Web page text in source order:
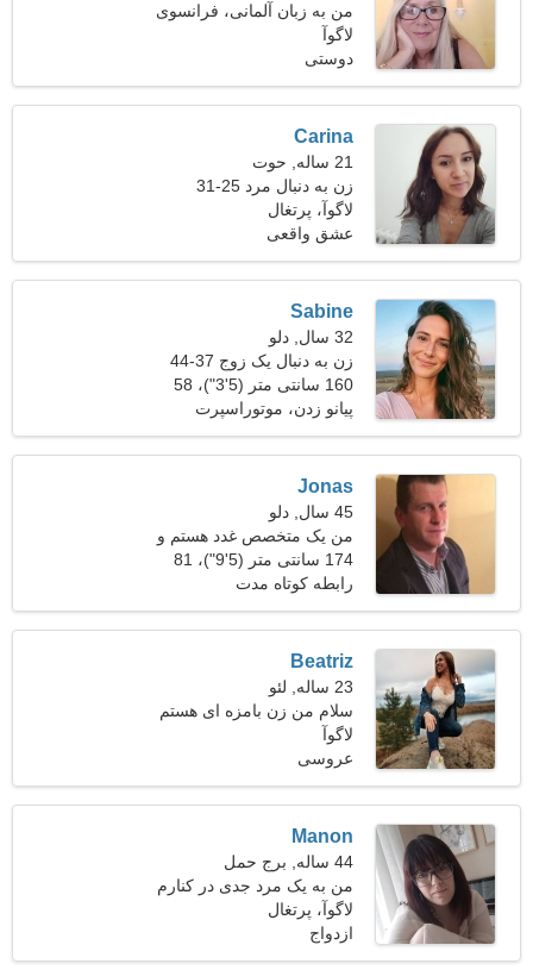
من به زبان آلمانی، فرانسوی
ارتباط برقرار می کنم
لاگوآ
دوستی
Carina
21 ساله, حوت
زن به دنبال مرد 25-31
لاگوآ، پرتغال
عشق واقعی
Sabine
32 سال, دلو
زن به دنبال یک زوج 37-44
160 سانتی متر (5'3")، 58
کیلوگرم (127 پوند)
پیانو زدن، موتوراسپرت
Jonas
45 سال, دلو
من یک متخصص غدد هستم و
به دنبال یک زن شوخ طبع
هستم
174 سانتی متر (5'9")، 81
کیلوگرم (178 پوند)
رابطه کوتاه مدت
Beatriz
23 ساله, لئو
سلام من زن بامزه ای هستم
لاگوآ
عروسی
Manon
44 ساله, برج حمل
من به یک مرد جدی در کنارم
نیاز دارم
لاگوآ، پرتغال
ازدواج